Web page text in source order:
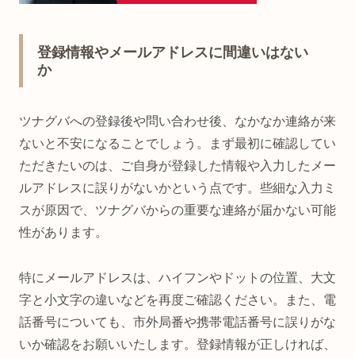
登録情報やメールアドレスに間違いはない
か
ツナグバへの登録後や問い合わせ後、なかなか連絡が来
ないと不安になることでしょう。まず最初に確認してい
ただきたいのは、ご自身が登録した情報や入力したメー
ルアドレスに誤りがないかという点です。些細な入力ミ
スが原因で、ツナグバからの重要な連絡が届かない可能
性があります。
特にメールアドレスは、ハイフンやドットの位置、大文
字と小文字の違いなどを再度ご確認ください。また、電
話番号についても、市外局番や携帯電話番号に誤りがな
いか確認をお願いいたします。登録情報が正しければ、